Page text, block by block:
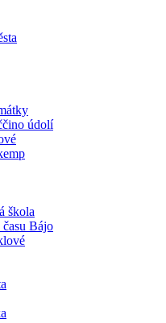
údolí
škola
Bájo